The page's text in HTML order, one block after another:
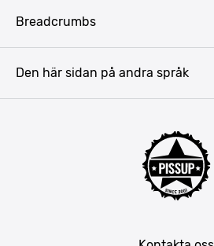
Breadcrumbs
Den här sidan på andra språk